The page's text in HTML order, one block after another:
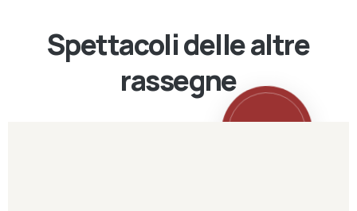
Spettacoli delle altre
rassegne